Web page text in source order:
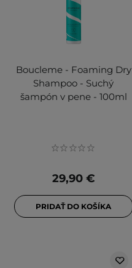
Boucleme - Foaming Dry
Shampoo - Suchý
šampón v pene - 100ml
29,90 €
PRIDAŤ DO KOŠÍKA